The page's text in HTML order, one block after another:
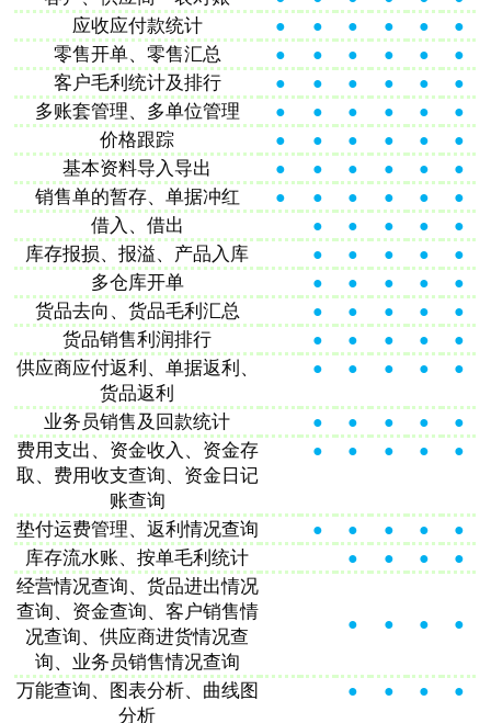
应收应付款统计 ● ● ● ● ● ●
零售开单、零售汇总 ● ● ● ● ● ●
客户毛利统计及排行 ● ● ● ● ● ●
多账套管理、多单位管理 ● ● ● ● ● ●
价格跟踪 ● ● ● ● ● ●
基本资料导入导出 ● ● ● ● ● ●
销售单的暂存、单据冲红 ● ● ● ● ● ●
借入、借出 ● ● ● ● ●
库存报损、报溢、产品入库 ● ● ● ● ●
多仓库开单 ● ● ● ● ●
货品去向、货品毛利汇总 ● ● ● ● ●
货品销售利润排行 ● ● ● ● ●
供应商应付返利、单据返利、
货品返利
● ● ● ● ●
业务员销售及回款统计 ● ● ● ● ●
费用支出、资金收入、资金存
取、费用收支查询、资金日记
账查询
● ● ● ● ●
垫付运费管理、返利情况查询 ● ● ● ● ●
库存流水账、按单毛利统计 ● ● ● ●
经营情况查询、货品进出情况
查询、资金查询、客户销售情
况查询、供应商进货情况查
询、业务员销售情况查询
● ● ● ●
万能查询、图表分析、曲线图
分析
● ● ● ●